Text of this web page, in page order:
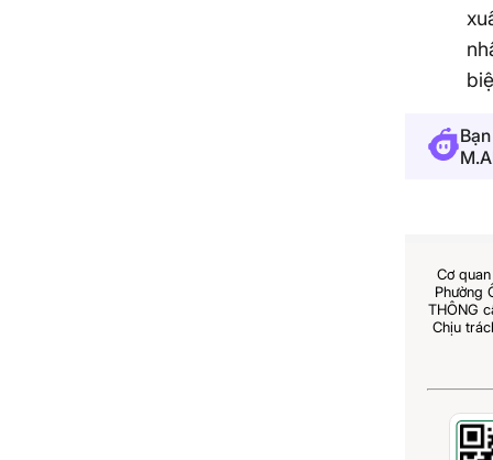
Cơ
Phường
THÔNG
Chịu